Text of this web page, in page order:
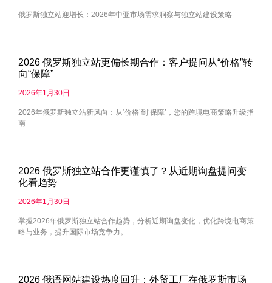
俄罗斯独立站迎增长：2026年中亚市场需求洞察与独立站建设策略
2026 俄罗斯独立站更偏长期合作：客户提问从“价格”转
向“保障”
2026年1月30日
2026年俄罗斯独立站新风向：从‘价格’到‘保障’，您的跨境电商策略升级指
南
2026 俄罗斯独立站合作更谨慎了？从近期询盘提问变
化看趋势
2026年1月30日
掌握2026年俄罗斯独立站合作趋势，分析近期询盘变化，优化跨境电商策
略与业务，提升国际市场竞争力。
2026 俄语网站建设热度回升：外贸工厂在俄罗斯市场